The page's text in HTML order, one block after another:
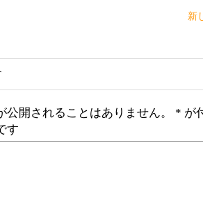
新
公開されることはありません。 * が
す